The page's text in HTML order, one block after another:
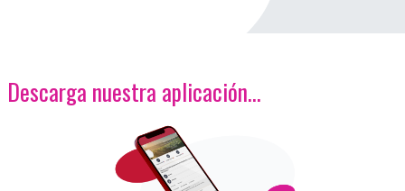
Descarga nuestra aplicación…
<p>Imagen</p>